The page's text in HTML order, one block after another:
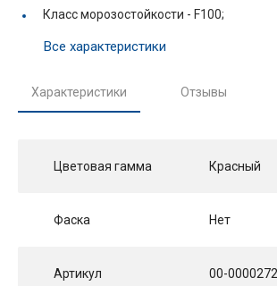
Класс морозостойкости - F100;
Все характеристики
Характеристики Отзывы
Цветовая гамма Красный
Фаска Нет
Артикул 00-